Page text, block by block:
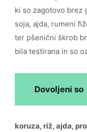
ki so zagotovo brez
soja, ajda, rumeni
ter pšenični škrob
bila testirana in so
Dovoljeni so
koruza, riž, ajda,